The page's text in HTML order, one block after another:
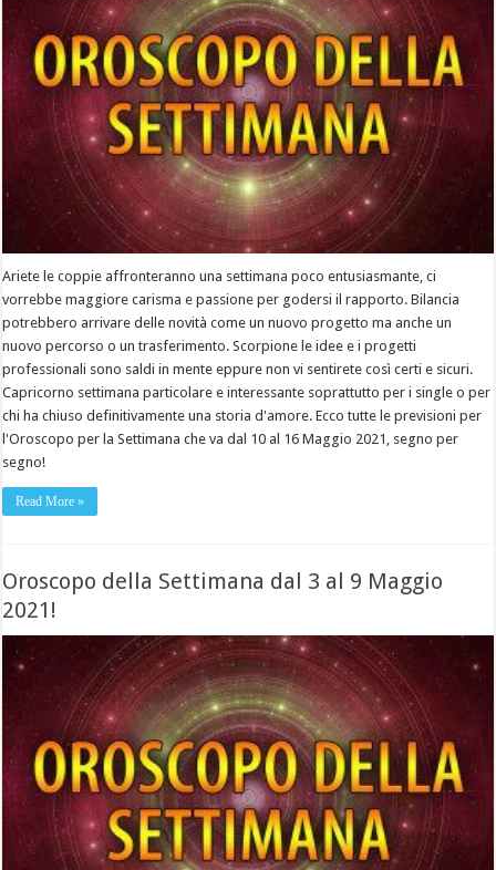
Ariete le coppie affronteranno una settimana poco entusiasmante, ci
vorrebbe maggiore carisma e passione per godersi il rapporto. Bilancia
potrebbero arrivare delle novità come un nuovo progetto ma anche un
nuovo percorso o un trasferimento. Scorpione le idee e i progetti
professionali sono saldi in mente eppure non vi sentirete così certi e sicuri.
Capricorno settimana particolare e interessante soprattutto per i single o per
chi ha chiuso definitivamente una storia d'amore. Ecco tutte le previsioni per
l'Oroscopo per la Settimana che va dal 10 al 16 Maggio 2021, segno per
segno!
Read More »
Oroscopo della Settimana dal 3 al 9 Maggio
2021!